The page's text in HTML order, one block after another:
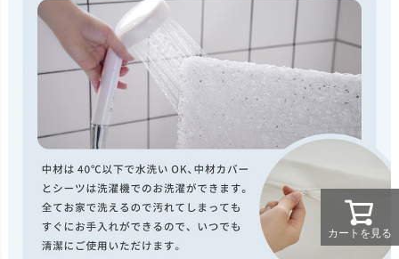
カートを見る